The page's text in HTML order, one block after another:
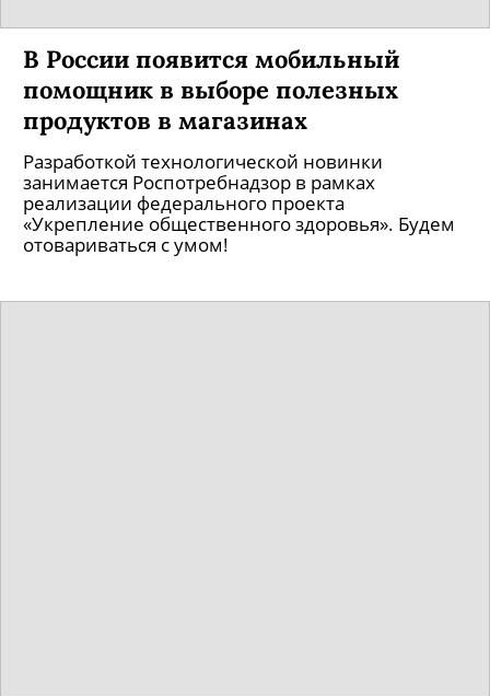
В России появится мобильный
помощник в выборе полезных
продуктов в магазинах
Разработкой технологической новинки
занимается Роспотребнадзор в рамках
реализации федерального проекта
«Укрепление общественного здоровья». Будем
отовариваться с умом!